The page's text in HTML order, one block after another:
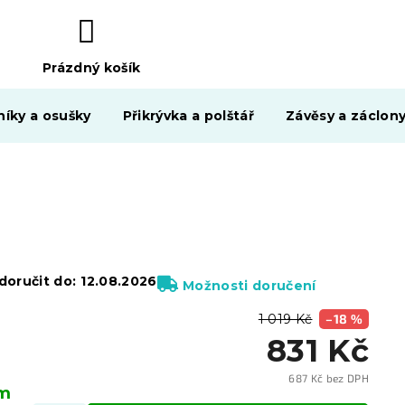
NÁKUPNÍ
KOŠÍK
Prázdný košík
a osušky Přikrývka a polštář Závěsy a
1 019 Kč –18 %
831 Kč
687 Kč bez DPH
do: 12.08.2026 Možnosti doručení